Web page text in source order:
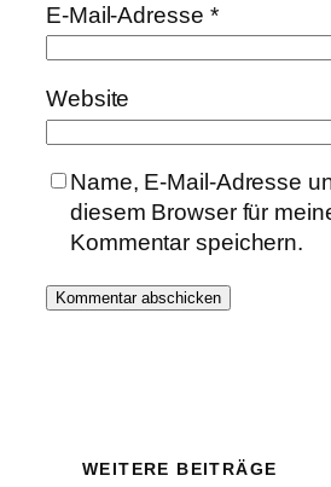
E-Mail-Adresse *
Website
Name, E-Mail-Adresse
diesem Browser für
Kommentar speichern.
WEITERE BEITRÄGE